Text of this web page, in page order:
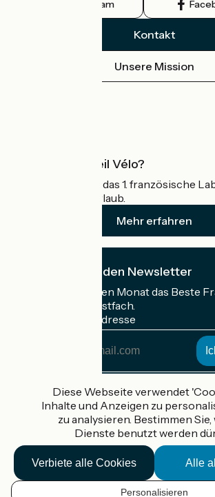
Instagram
Kontakt
Unsere Mission
Was ist Accueil Vélo?
Accueil Vélo ist das 1. französische
Radfahrer im Urlaub.
Mehr erfahren
Ich abonniere den Newsletter
Erhalten Sie jeden Monat das Beste
Rad in Ihrem Postfach.
Meine E-Mail-Adresse
Adresse
Gefördert im Rahmen von Destination
Accueil Vélo Pro
Kontakt
Diese Webseite verwendet
Inhalte und Anzeigen zu
zu analysieren. Bestimmen
Dienste benutzt werden
Alle
Verbiete alle Cookies
Personalisieren